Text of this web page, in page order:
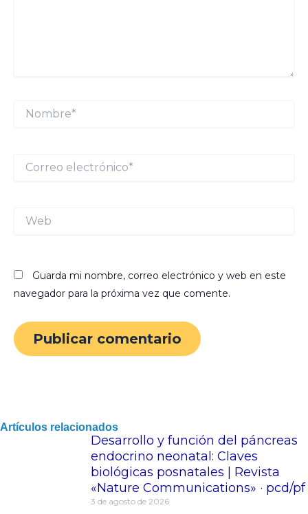
Nombre*
Correo
electrónico*
Web
Guarda mi nombre, correo electrónico y web en este
navegador para la próxima vez que comente.
Artículos relacionados
Desarrollo y función del páncreas
endocrino neonatal: Claves
biológicas posnatales | Revista
«Nature Communications» · pcd/pf
3 de agosto de 2026